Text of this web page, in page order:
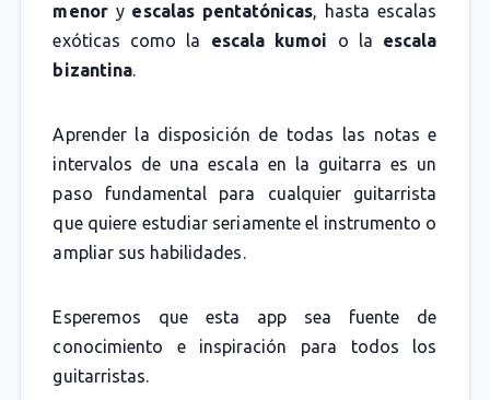
menory escalas pentatónicas, hasta escalas
exóticas como la escala kumoi o la escala
bizantina.
Aprender la disposición de todas las notas e
intervalos de una escala en la guitarra es un
paso fundamental para cualquier guitarrista
que quiere estudiar seriamente el instrumento o
ampliar sus habilidades.
Esperemos que esta app sea fuente de
conocimiento e inspiración para todos los
guitarristas.